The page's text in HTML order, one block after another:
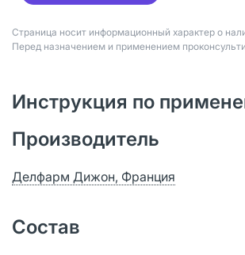
Страница носит информационный характер о
Перед назначением и применением
Инструкция по
Производитель
Делфарм Дижон, Франция
Состав